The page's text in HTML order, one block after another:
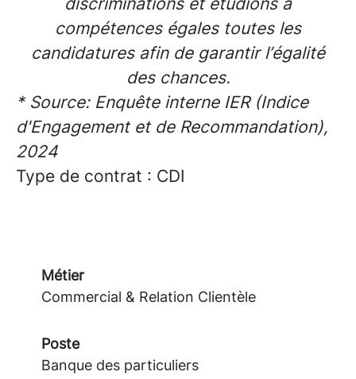
compétences égales toutes les
candidatures afin de garantir l’égalité
des chances.
* Source: Enquête interne IER (Indice
d'Engagement et de Recommandation),
2024
Type de contrat : CDI
Métier
Commercial & Relation Clientèle
Poste
Banque des particuliers